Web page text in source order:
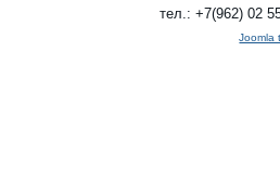
тел.: +7(962) 02
Joomla